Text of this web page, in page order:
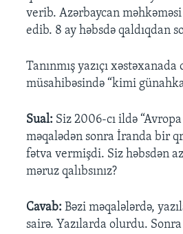
verib. Azərbaycan
edib. 8 ay həbsdə qaldıqdan
Tanınmış yazıçı
müsahibəsində “kimi
Sual: Siz 2006-cı ildə
məqalədən sonra İranda bir
fətva vermişdi. Siz həbsdən
məruz qalıbsınız?
Cavab: Bəzi məqalələrdə,
sairə. Yazılarda olurdu.